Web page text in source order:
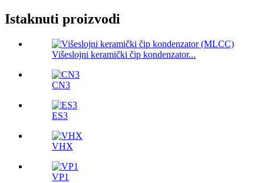
Istaknuti proizvodi
Višeslojni keramički čip kondenzator...
CN3
ES3
VHX
VP1